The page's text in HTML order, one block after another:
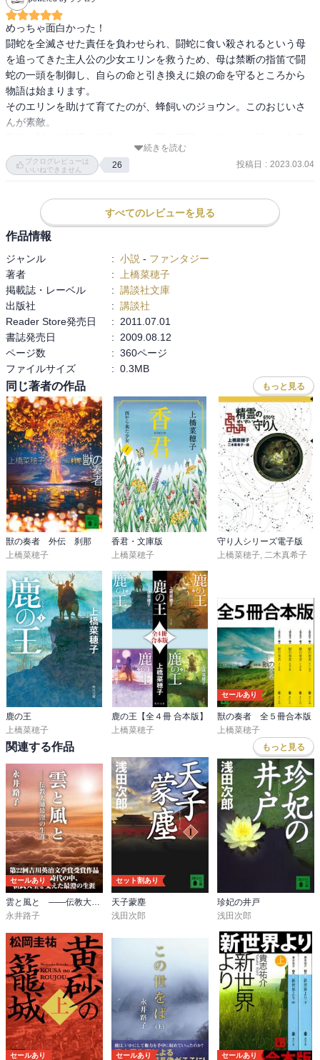
めっちゃ面白かった！
闘蛇を全滅させた責任を負わせられ、闘蛇に食い殺されるという母
を追ってきた主人公の少女エリンを救うため、母は禁断の指笛で闘
蛇の一頭を制御し、自らの命と引き換えに娘の命を守るところから
物語は始まります。
そのエリンを助けて育てたのが、蜂飼いのジョウン。このおじいさ
んが素敵。
入学。そこでの弱りきった王獣との出会いから、エリンが獣ノ医師
を目指す学友たちと共に成長していきます。
続きが楽しみ。オススメです！
続きを読む
ブクログレビューは
いいねできません
26 投稿日 : 2023.03.04
すべてのレビューを見る
作品情報
ジャンル : 小説 - ファンタジー
著者
:
上橋菜穂子
掲載誌・レーベル
: 講談社文庫
出版社
: 講談社
Reader Store発売日
:
2011.07.01
書誌発売日
:
2009.08.12
ページ数
: 360ページ
ファイルサイズ
: 0.3MB
同じ著者の作品 もっと見る
獣の奏者 外伝 刹那
上橋菜穂子
香君・文庫版
上橋菜穂子
守り人シリーズ電子版
上橋菜穂子, 二木真希子
鹿の王
上橋菜穂子
鹿の王【全４冊 合本版】
上橋菜穂子
セールあり
獣の奏者 全５冊合本版
上橋菜穂子
関連する作品 もっと見る
セールあり
雲と風と ――伝教大師最澄の生涯
永井路子
セット割あり
天子蒙塵
浅田次郎
珍妃の井戸
浅田次郎
セールあり セールあり セールあり